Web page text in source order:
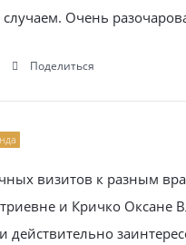
Очень
Поделиться
визитов к разным
и Кричко Оксане
действительно